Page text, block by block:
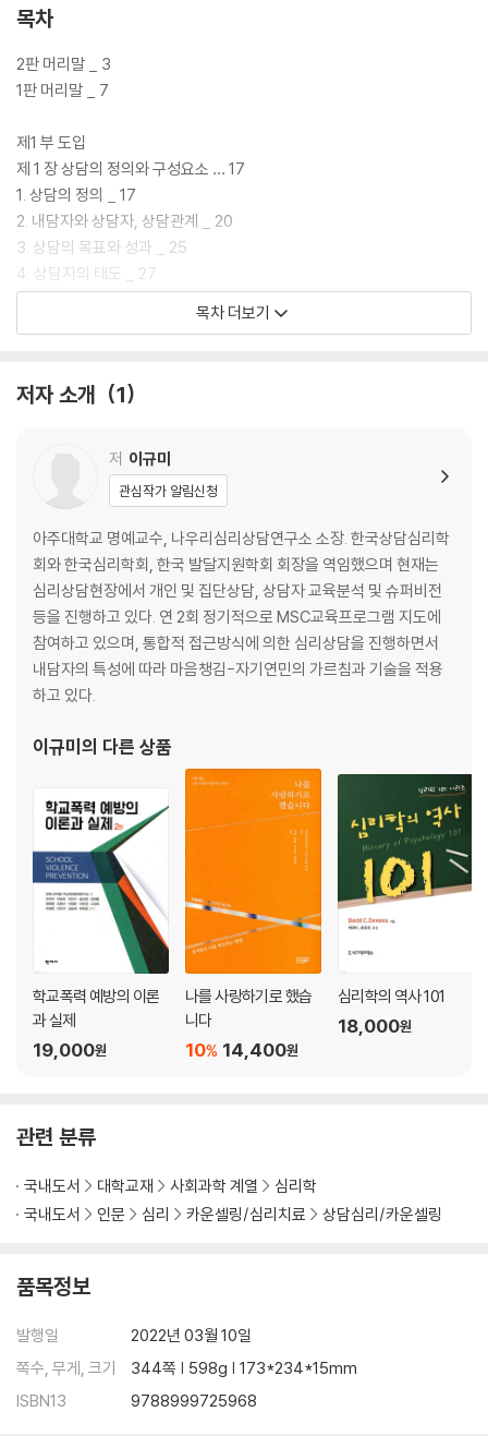
목차
2판 머리말 _ 3
1판 머리말 _ 7
제1 부 도입
제 1 장 상담의 정의와 구성요소 … 17
1. 상담의 정의 _ 17
2. 내담자와 상담자, 상담관계 _ 20
3. 상담의 목표와 성과 _ 25
4. 상담자의 태도 _ 27
5. 상담의 과정 _ 35
제 2 장 기본적인 면접기술 … 45
2. 경청과 격려하기 _ 51
3. 따라가기와 비추기 _ 53
4. 초기단계의 질문 _ 67
맺는말 _ 79
제 3 장 공감 … 83
1. 라포의 형성과 공감 _ 83
2. 정서 다루기와 감정반영 _ 85
3. 공감의 이해와 방법 _ 94
4. 공감훈련을 위한 역할연습 _ 111
참고자료: 감정언어 목록 _ 117
제3 부 상담의 초기과정
제 4 장 접수면접과 내담자 평가 … 129
1. 접수면접의 실제 _ 130
2. 내담자에 대한 기본 정보 수집 _ 132
3. 내담자에 대한 포괄적인 평가 _ 134
4. 자살위험에 대한 평가 _ 139
5. 기타 응급상황에 대한 조치 _ 154
제 5 장 첫 회기 상담 … 159
1. 첫 회기의 중요성 _ 159
4. 녹음 동의와 구조화 _ 185
제 6 장 상담 목표 및 계획 … 195
3. 상담계획하기 _ 217
맺는말 _ 225
제 4 부 상담의 중간과정
목차 더보기
저자 소개 1
저 이규미
관심작가 알림신청
아주대학교 명예교수, 나우리심리상담연구소 소장. 한국상담심리학
회와 한국심리학회, 한국 발달지원학회 회장을 역임했으며 현재는
심리상담현장에서 개인 및 집단상담, 상담자 교육분석 및 슈퍼비전
등을 진행하고 있다. 연 2회 정기적으로 MSC교육프로그램 지도에
참여하고 있으며, 통합적 접근방식에 의한 심리상담을 진행하면서
내담자의 특성에 따라 마음챙김-자기연민의 가르침과 기술을 적용
하고 있다.
이규미 의 다른 상품
학교폭력 예방의 이론
과 실제
19,000원
나를 사랑하기로 했습
니다
14,400원
10%
심리학의 역사 101
18,000원
관련 분류
국내도서 대학교재 사회과학 계열
심리학
국내도서
인문 심리 카운셀링/심리치료 상담심리/카운셀링
품목정보
발행일
2022년 03월 10일
쪽수, 무게, 크기
344쪽 | 598g | 173*234*15mm
ISBN13
9788999725968